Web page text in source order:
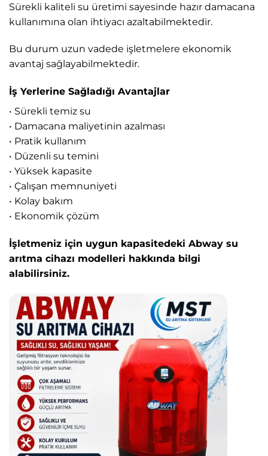
Sürekli kaliteli su üretimi sayesinde hazır damacana
kullanımına olan ihtiyacı azaltabilmektedir.
Bu durum uzun vadede işletmelere ekonomik
avantaj sağlayabilmektedir.
İş Yerlerine Sağladığı Avantajlar
• Sürekli temiz su
• Damacana maliyetinin azalması
• Pratik kullanım
• Düzenli su temini
• Yüksek kapasite
• Çalışan memnuniyeti
• Kolay bakım
• Ekonomik çözüm
İşletmeniz için uygun kapasitedeki Abway su
arıtma cihazı modelleri hakkında bilgi
alabilirsiniz.